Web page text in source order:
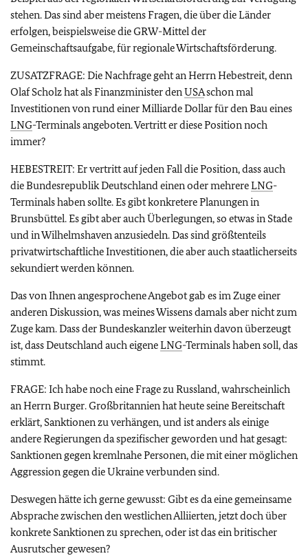
stehen. Das sind aber meistens Fragen, die über die Länder
erfolgen, beispielsweise die GRW-Mittel der
Gemeinschaftsaufgabe, für regionale Wirtschaftsförderung.
ZUSATZFRAGE: Die Nachfrage geht an Herrn Hebestreit, denn
Olaf Scholz hat als Finanzminister denUSAschon mal
Investitionen von rund einer Milliarde Dollar für den Bau eines
LNG-Terminals angeboten. Vertritt er diese Position noch
immer?
HEBESTREIT: Er vertritt auf jeden Fall die Position, dass auch
die Bundesrepublik Deutschland einen oder mehrereLNG-
Terminals haben sollte. Es gibt konkretere Planungen in
Brunsbüttel. Es gibt aber auch Überlegungen, so etwas in Stade
und in Wilhelmshaven anzusiedeln. Das sind größtenteils
privatwirtschaftliche Investitionen, die aber auch staatlicherseits
sekundiert werden können.
Das von Ihnen angesprochene Angebot gab es im Zuge einer
anderen Diskussion, was meines Wissens damals aber nicht zum
Zuge kam. Dass der Bundeskanzler weiterhin davon überzeugt
ist, dass Deutschland auch eigeneLNG-Terminals haben soll, das
stimmt.
FRAGE: Ich habe noch eine Frage zu Russland, wahrscheinlich
an Herrn Burger. Großbritannien hat heute seine Bereitschaft
erklärt, Sanktionen zu verhängen, und ist anders als einige
andere Regierungen da spezifischer geworden und hat gesagt:
Sanktionen gegen kremlnahe Personen, die mit einer möglichen
Aggression gegen die Ukraine verbunden sind.
Deswegen hätte ich gerne gewusst: Gibt es da eine gemeinsame
Absprache zwischen den westlichen Alliierten, jetzt doch über
konkrete Sanktionen zu sprechen, oder ist das ein britischer
Ausrutscher gewesen?